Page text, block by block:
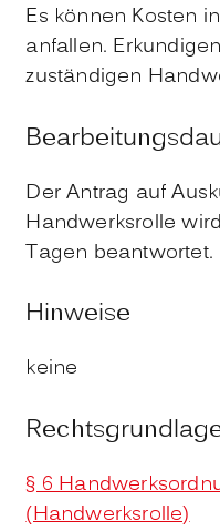
Es können Kosten
anfallen.
zuständigen
Der Antrag auf
Handwerksrolle
Tagen beantwortet.
Hinweise
keine
§ 6
(Handwerksrolle)